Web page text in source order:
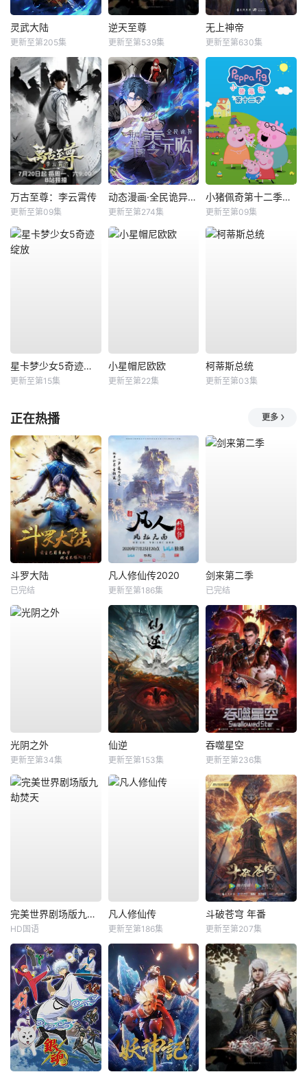
灵武大陆
更新至第205集
逆天至尊
更新至第539集
无上神帝
更新至第630集
万古至尊：李云霄传
更新至第09集
动态漫画·全民诡异：开局掌握零元购
更新至第274集
小猪佩奇第十二季国语
更新至第09集
星卡梦少女5奇迹绽放
更新至第15集
小星帽尼欧欧
更新至第22集
柯蒂斯总统
更新至第03集
正在热播 更多
斗罗大陆
已完结
凡人修仙传2020
更新至第186集
剑来第二季
已完结
光阴之外
更新至第34集
仙逆
更新至第153集
吞噬星空
更新至第236集
完美世界剧场版九劫焚天
HD国语
凡人修仙传
更新至第186集
斗破苍穹 年番
更新至第207集